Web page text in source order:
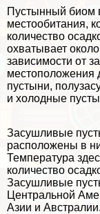
Пустынный биом
местообитания,
количество
охватывает
зависимости от
местоположения
пустыни,
и холодные
Засушливые
расположены в
Температура
количество
Засушливые
Центральной
Азии и Австралии.